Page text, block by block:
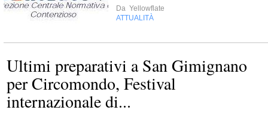
Da Yellowflate
ATTUALITÀ
Ultimi preparativi a San Gimignano
per Circomondo, Festival
internazionale di...